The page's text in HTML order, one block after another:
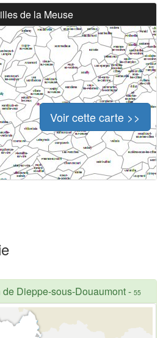
de la Meuse
Voir cette carte >>
Dieppe-sous-Douaumont- 55